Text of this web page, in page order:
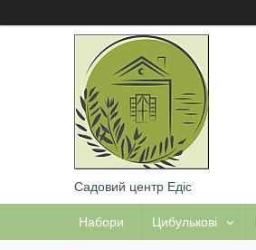
Садовий центр Едіс
Набори Цибулькові